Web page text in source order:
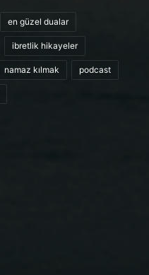
en güzel dualar
ibretlik hikayeler
namaz kılmak podcast